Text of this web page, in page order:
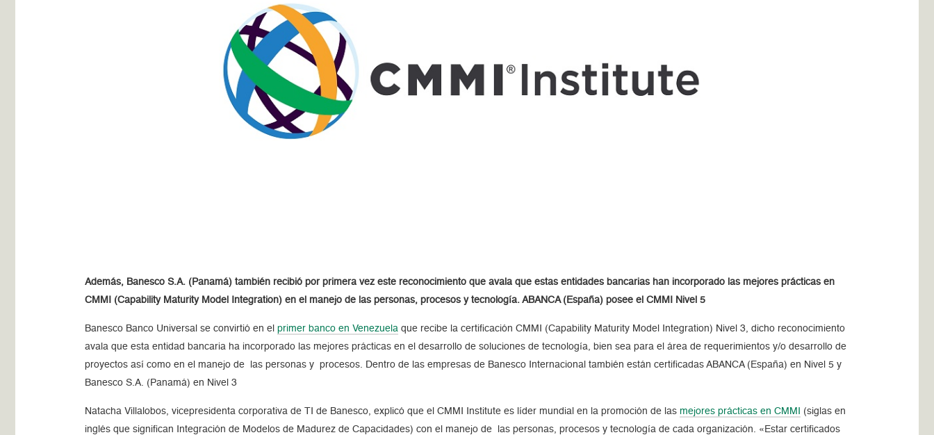
Además, Banesco S.A. (Panamá) también recibió por primera vez este reconocimiento que avala que estas entidades bancarias han incorporado las mejores prácticas en
CMMI (Capability Maturity Model Integration) en el manejo de las personas, procesos y tecnología. ABANCA (España) posee el CMMI Nivel 5
Banesco Banco Universal se convirtió en elprimer banco en Venezuela que recibe la certificación CMMI (Capability Maturity Model Integration) Nivel 3, dicho reconocimiento
avala que esta entidad bancaria ha incorporado las mejores prácticas en el desarrollo de soluciones de tecnología, bien sea para el área de requerimientos y/o desarrollo de
proyectos así como en el manejo de las personas y procesos. Dentro de las empresas de Banesco Internacional también están certificadas ABANCA (España) en Nivel 5 y
Banesco S.A. (Panamá) en Nivel 3
Natacha Villalobos, vicepresidenta corporativa de TI de Banesco, explicó que el CMMI Institute es líder mundial en la promoción de lasmejores prácticas en CMMI
(siglas en
inglés que significan Integración de Modelos de Madurez de Capacidades) con el manejo de las personas, procesos y tecnología de cada organización. «Estar certificados